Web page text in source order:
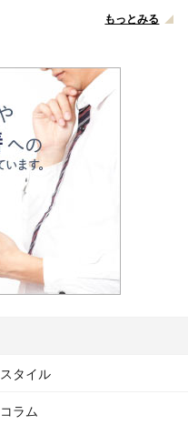
もっとみる
スタイル
コラム